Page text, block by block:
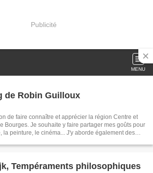
Publicité
MENU
de Robin Guilloux
de faire connaître et apprécier la région Centre et
Bourges. Je souhaite y faire partager mes goûts pour
la peinture, le cinéma... J'y aborde également des
enseignant), mais aussi la politique au sens large
Tempéraments philosophiques